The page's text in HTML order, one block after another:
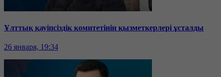
Ұлттық қауіпсіздік комитетінің қызметкерлері ұсталды
26 января, 19:34